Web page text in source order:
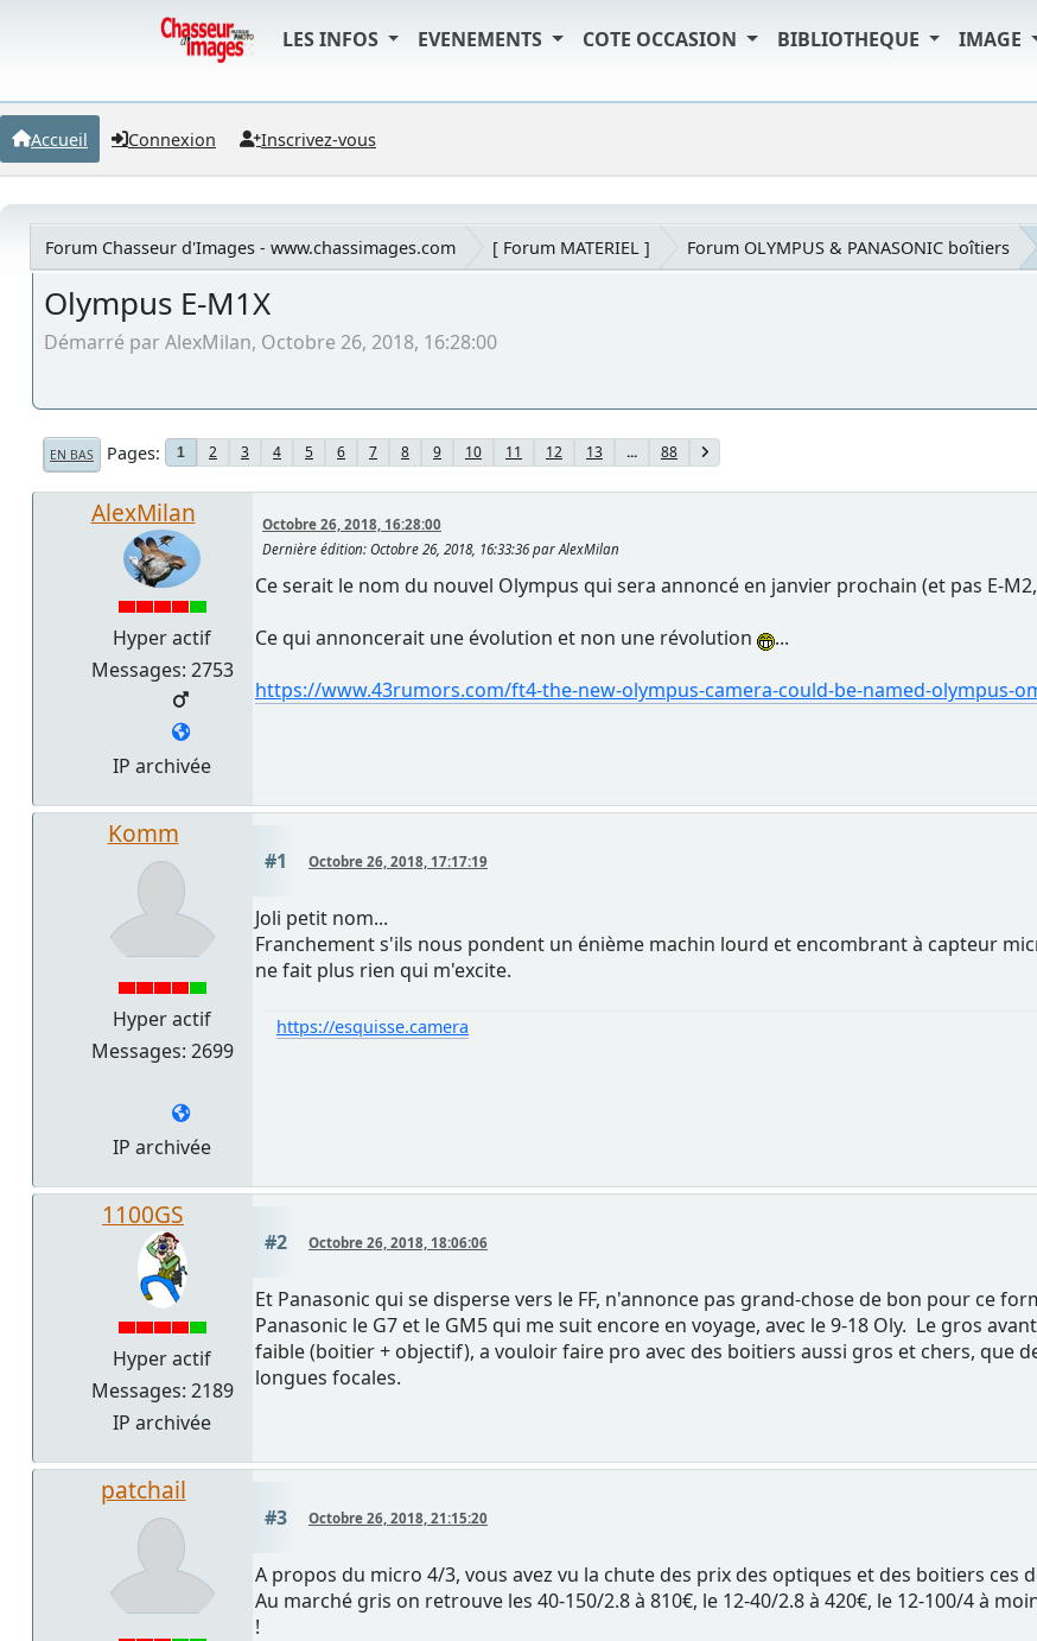
LES INFOS EVENEMENTS COTE OCCASION BIBLIOTHEQUE IMAGE
Accueil Connexion Inscrivez-vous
Forum Chasseur d'Images - www.chassimages.com [ Forum MATERIEL ] Forum OLYMPUS & PANASONIC boîtiers
Olympus E-M1X
Démarré par AlexMilan, Octobre 26, 2018, 16:28:00
EN BAS Pages 1 2 3 4 5 6 7 8 9 10 11 12 13 ... 88
AlexMilan
Hyper actif
Messages: 2753
IP archivée
Octobre 26, 2018, 16:28:00
Dernière édition: Octobre 26, 2018, 16:33:36 par AlexMilan
Ce serait le nom du nouvel Olympus qui sera annoncé en janvier prochain (et pas E-
Ce qui annoncerait une évolution et non une révolution
...
https://www.43rumors.com/ft4-the-new-olympus-camera-could-be-named-olympus-
Komm
Hyper actif
Messages: 2699
IP archivée
#1 Octobre 26, 2018, 17:17:19
Joli petit nom...
Franchement s'ils nous pondent un énième machin lourd et encombrant à capteur
ne fait plus rien qui m'excite.
https://esquisse.camera
1100GS
Hyper actif
Messages: 2189
IP archivée
#2 Octobre 26, 2018, 18:06:06
Et Panasonic qui se disperse vers le FF, n'annonce pas grand-chose de bon pour ce
Panasonic le G7 et le GM5 qui me suit encore en voyage, avec le 9-18 Oly. Le gros
faible (boitier + objectif), a vouloir faire pro avec des boitiers aussi gros et chers, que
longues focales.
patchail
#3 Octobre 26, 2018, 21:15:20
A propos du micro 4/3, vous avez vu la chute des prix des optiques et des boitiers ces
Au marché gris on retrouve les 40-150/2.8 à 810€, le 12-40/2.8 à 420€, le 12-100/4 à
!